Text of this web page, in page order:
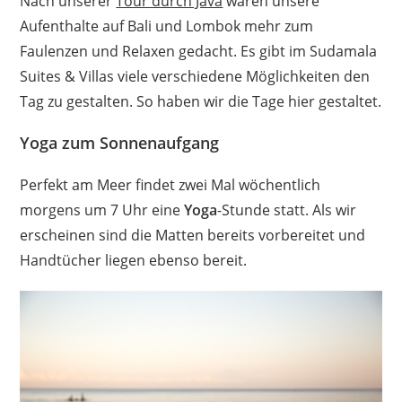
Aufenthalte auf Bali und Lombok mehr zum
Faulenzen und Relaxen gedacht. Es gibt im Sudamala
Suites & Villas viele verschiedene Möglichkeiten den
Tag zu gestalten. So haben wir die Tage hier gestaltet.
Yoga zum Sonnenaufgang
Perfekt am Meer findet zwei Mal wöchentlich
morgens um 7 Uhr eineYoga-Stunde statt. Als wir
erscheinen sind die Matten bereits vorbereitet und
Handtücher liegen ebenso bereit.